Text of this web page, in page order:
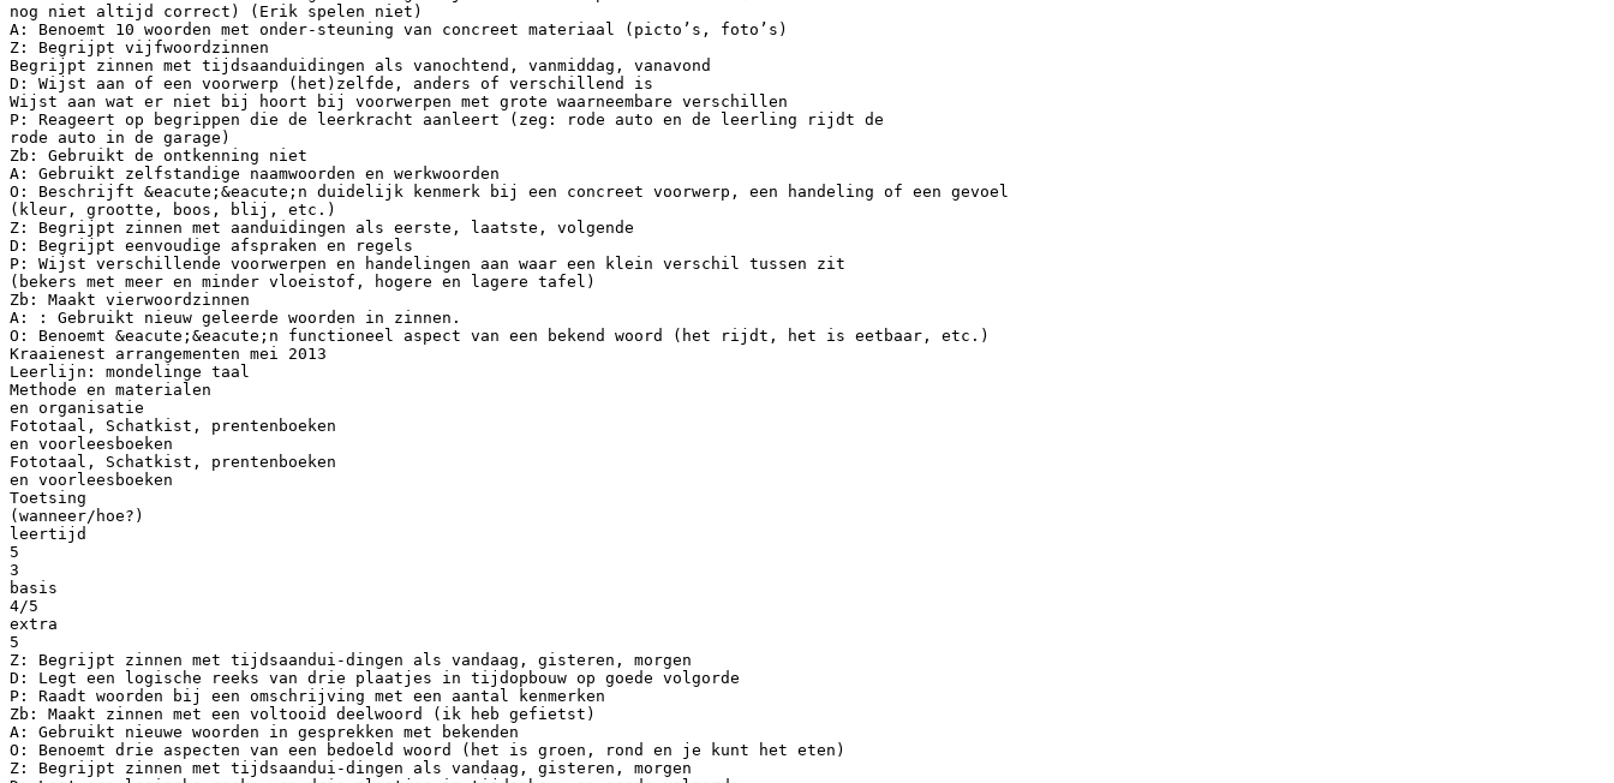
nog niet altijd correct) (Erik spelen niet)
A: Benoemt 10 woorden met onder-steuning van concreet materiaal (picto’s, foto’s)
Z: Begrijpt vijfwoordzinnen
Begrijpt zinnen met tijdsaanduidingen als vanochtend, vanmiddag, vanavond
D: Wijst aan of een voorwerp (het)zelfde, anders of verschillend is
Wijst aan wat er niet bij hoort bij voorwerpen met grote waarneembare verschillen
P: Reageert op begrippen die de leerkracht aanleert (zeg: rode auto en de leerling rijdt de
rode auto in de garage)
Zb: Gebruikt de ontkenning niet
A: Gebruikt zelfstandige naamwoorden en werkwoorden
O: Beschrijft &eacute;&eacute;n duidelijk kenmerk bij een concreet voorwerp, een handeling of een gevoel
(kleur, grootte, boos, blij, etc.)
Z: Begrijpt zinnen met aanduidingen als eerste, laatste, volgende
D: Begrijpt eenvoudige afspraken en regels
P: Wijst verschillende voorwerpen en handelingen aan waar een klein verschil tussen zit
(bekers met meer en minder vloeistof, hogere en lagere tafel)
Zb: Maakt vierwoordzinnen
A: : Gebruikt nieuw geleerde woorden in zinnen.
O: Benoemt &eacute;&eacute;n functioneel aspect van een bekend woord (het rijdt, het is eetbaar, etc.)
Kraaienest arrangementen mei 2013
Leerlijn: mondelinge taal
Methode en materialen
en organisatie
Fototaal, Schatkist, prentenboeken
en voorleesboeken
Fototaal, Schatkist, prentenboeken
en voorleesboeken
Toetsing
(wanneer/hoe?)
leertijd
5
3
basis
4/5
extra
5
Z: Begrijpt zinnen met tijdsaandui-dingen als vandaag, gisteren, morgen
D: Legt een logische reeks van drie plaatjes in tijdopbouw op goede volgorde
P: Raadt woorden bij een omschrijving met een aantal kenmerken
Zb: Maakt zinnen met een voltooid deelwoord (ik heb gefietst)
A: Gebruikt nieuwe woorden in gesprekken met bekenden
O: Benoemt drie aspecten van een bedoeld woord (het is groen, rond en je kunt het eten)
Z: Begrijpt zinnen met tijdsaandui-dingen als vandaag, gisteren, morgen